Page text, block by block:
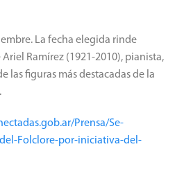
La fecha elegida rinde
Ramírez (1921-2010), pianista,
las figuras más destacadas de la
Prensa/Se-
Folclore-por-iniciativa-del-